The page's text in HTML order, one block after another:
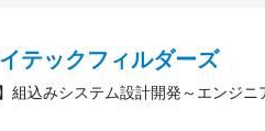
テックフィルダーズ
組込みシステム設計開発～エンジ